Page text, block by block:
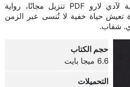
تحميل رواية الحياة الخفية لآدي لارو PDF تنزيل مجانًا، رواية
تعيش حياة خفية لا تُنسى عبر الزمن
شفاب.
حجم الكتاب
6.6 ميجا بايت
التحميلات